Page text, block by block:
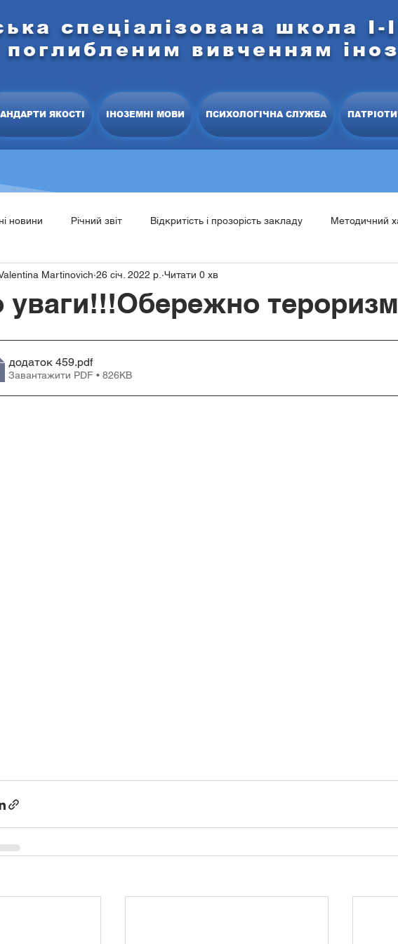
спеціалізована школа І-
поглибленим вивченням
ЯКОСТІ ІНОЗЕМНІ МОВИ ПСИХОЛОГІЧНА СЛУЖБА
новини Річний звіт Відкритість і прозорість закладу Методичний
закладу Стратегія розвитку школи
уваги!!!Обережно
Martinovich 26 січ. 2022 р. Читати 0 хв
додаток 459.pdf
Завантажити PDF • 826KB